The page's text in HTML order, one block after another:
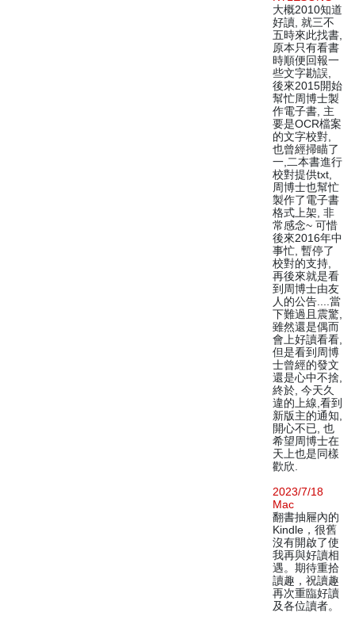
大概2010知道
好讀, 就三不
五時來此找書,
原本只有看書
時順便回報一
些文字勘誤,
後來2015開始
幫忙周博士製
作電子書, 主
要是OCR檔案
的文字校對,
也曾經掃瞄了
一,二本書進行
校對提供txt,
周博士也幫忙
製作了電子書
格式上架, 非
常感念~ 可惜
後來2016年中
事忙, 暫停了
校對的支持,
再後來就是看
到周博士由友
人的公告....當
下難過且震驚,
雖然還是偶而
會上好讀看看,
但是看到周博
士曾經的發文
還是心中不捨,
終於, 今天久
違的上線,看到
新版主的通知,
開心不已, 也
希望周博士在
天上也是同樣
歡欣.
2023/7/18
Mac
翻書抽屜內的
Kindle，很舊
沒有開啟了使
我再與好讀相
遇。期待重拾
讀趣，祝讀趣
再次重臨好讀
及各位讀者。